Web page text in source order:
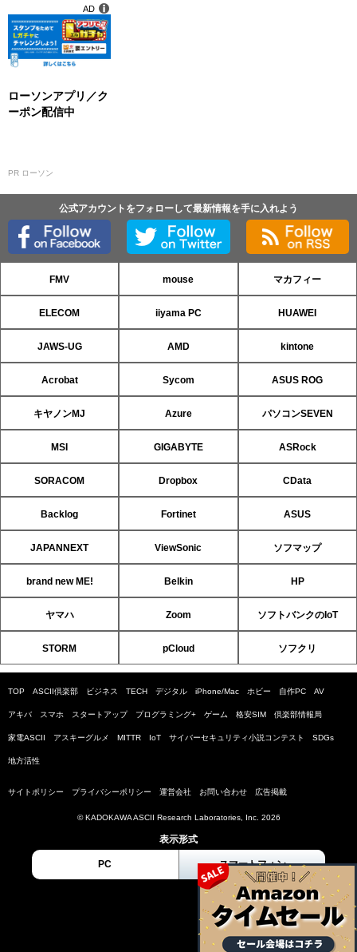
ローソンアプリ／ク
ーポン配信中
PR ローソン
AD
公式アカウントをフォローして最新情報を手に入れよう
FMV mouse マカフィー
ELECOM iiyama PC HUAWEI
JAWS-UG AMD kintone
Acrobat Sycom ASUS ROG
キヤノンMJ Azure パソコンSEVEN
MSI GIGABYTE ASRock
SORACOM Dropbox CData
Backlog Fortinet ASUS
JAPANNEXT ViewSonic ソフマップ
brand new ME! Belkin HP
ヤマハ Zoom ソフトバンクのIoT
STORM pCloud ソフクリ
TOP ASCII倶楽部 ビジネス TECH デジタル iPhone/Mac ホビー 自作PC AV
アキバ スマホ スタートアップ プログラミング+ ゲーム 格安SIM 倶楽部情報局
家電ASCII アスキーグルメ MITTR IoT サイバーセキュリティ小説コンテスト SDGs
地方活性
サイトポリシー プライバシーポリシー 運営会社 お問い合わせ 広告掲載
© KADOKAWA ASCII Research Laboratories, Inc. 2026
表示形式
PC スマートフォン